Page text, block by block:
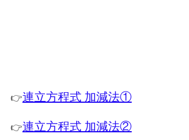
👉連立方程式 加減法①
👉連立方程式 加減法②